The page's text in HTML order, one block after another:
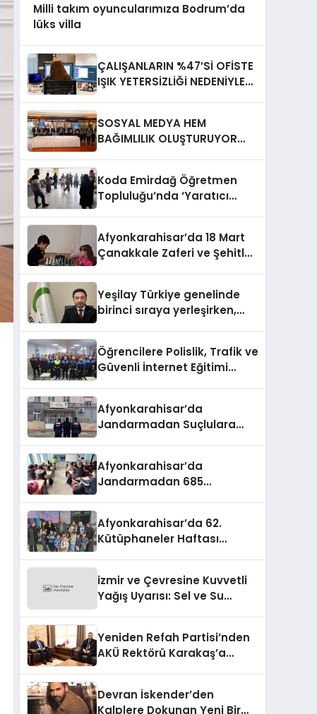
Milli takım oyuncularımıza Bodrum’da
lüks villa
ÇALIŞANLARIN %47’Sİ OFİSTE
IŞIK YETERSİZLİĞİ NEDENİYLE
SOSYAL MEDYA HEM
BAĞIMLILIK OLUŞTURUYOR
Koda Emirdağ Öğretmen
Topluluğu’nda ‘Yaratıcı
Afyonkarahisar’da 18 Mart
Çanakkale Zaferi ve Şehitleri
Yeşilay Türkiye genelinde
birinci sıraya yerleşirken,
Öğrencilere Polislik, Trafik ve
Güvenli İnternet Eğitimi
Afyonkarahisar’da
Jandarmadan Suçlulara
Afyonkarahisar’da
Jandarmadan 685
Afyonkarahisar’da 62.
Kütüphaneler Haftası
izmir ve Çevresine Kuvvetli
Yağış Uyarısı: Sel ve Su
Yeniden Refah Partisi’nden
AKÜ Rektörü Karakaş’a
Devran İskender’den
Kalplere Dokunan Yeni Bir